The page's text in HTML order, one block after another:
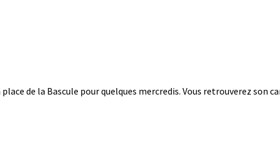
de la Bascule pour quelques mercredis. Vous retrouverez son